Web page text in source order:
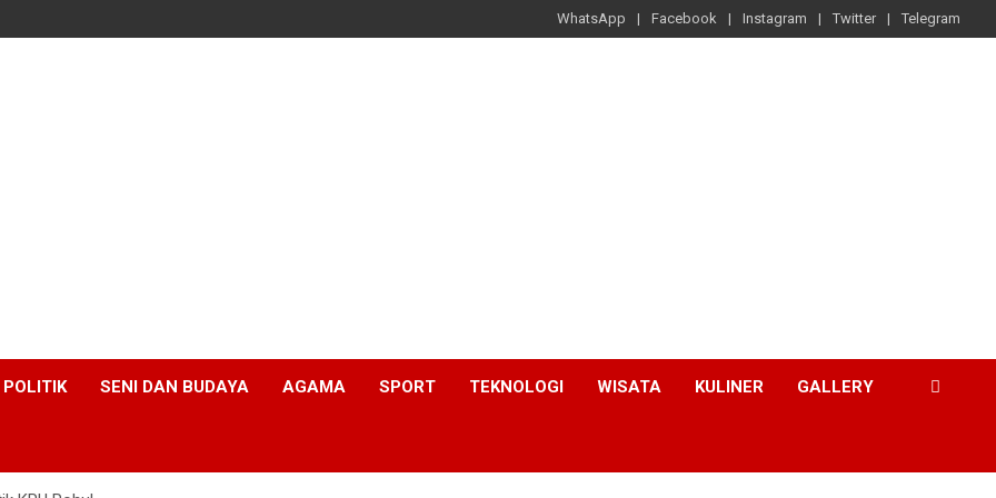
WhatsApp Facebook Instagram Twitter Telegram
POLITIK SENI DAN BUDAYA AGAMA SPORT TEKNOLOGI WISATA KULINER GALLERY